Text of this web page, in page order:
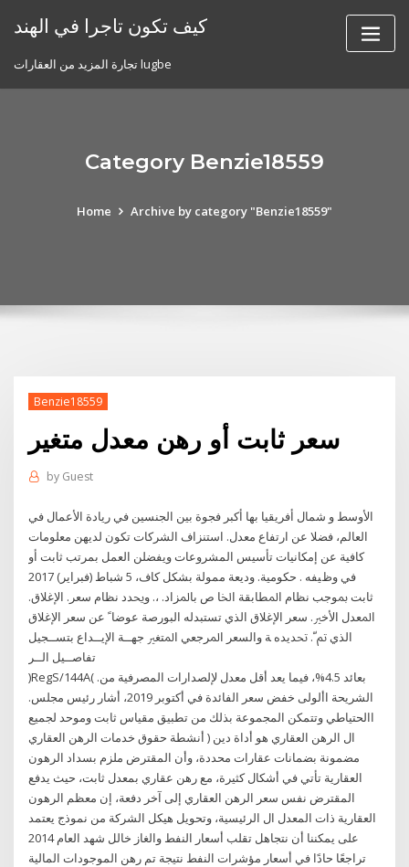
كيف تكون تاجرا في الهند
تجارة المزيد من العقارات lugbe
Category Benzie18559
Home Archive by category "Benzie18559"
Benzie18559
سعر ثابت أو رهن معدل متغير
by Guest
ﺍﻷﻭﺳﻂ ﻭ ﺷﻤﺎﻝ ﺃﻓﺮﻳﻘﻴﺎ ﺑﻬﺎ ﺃﻛﺒﺮ ﻓﺠﻮﺓ ﺑﻴﻦ ﺍﻟﺠﻨﺴﻴﻦ ﻓﻲ ﺭﻳﺎﺩﺓ ﺍﻷﻋﻤﺎﻝ ﻓﻲ
ﺍﻟﻌﺎﻟﻢ، ﻓﻀﻼ ﻋﻦ ﺍﺭﺗﻔﺎﻉ ﻣﻌﺪﻝ. ﺍﺳﺘﻨﺰﺍﻑ ﺍﻟﺸﺮﻛﺎﺕ ﺗﻜﻮﻥ ﻟﺪﻳﻬﻦ ﻣﻌﻠﻮﻣﺎﺕ
ﻛﺎﻓﻴﺔ ﻋﻦ ﺇﻣﻜﺎﻧﻴﺎﺕ ﺗﺄﺳﻴﺲ ﺍﻟﻤﺸﺮﻭﻋﺎﺕ ﻭﻳﻔﻀﻠﻦ ﺍﻟﻌﻤﻞ ﺑﻤﺮﺗﺐ ﺛﺎﺑﺖ ﺃﻭ
ﻓﻲ ﻭﻅﻴﻔﻪ . ﺣﻜﻮﻣﻴﺔ. ﻭﺩﻳﻌﺔ ﻣﻤﻮﻟﺔ ﺑﺸﻜﻞ ﻛﺎﻑ، 5 شباط (فبراير) 2017
ﺛﺎﺑﺖ ﲟﻮﺟﺐ ﻧﻈﺎﻡ ﺍﳌﻄﺎﺑﻘﺔ ﺍﳋﺎ ﺹ ﺑﺎﳌﺰﺍﺩ. ،. ﻭﳛﺪﺩ ﻧﻈﺎﻡ ﺳﻌﺮ. ﺍﻹﻏﻼﻕ.
ﺍﳌﻌﺪﻝ ﺍﻷﺧﲑ. ﺳﻌﺮ ﺍﻹﻏﻼﻕ ﺍﻟﺬﻱ ﺗﺴﺘﺒﺪﻟﻪ ﺍﻟﺒﻮﺭﺻﺔ ﻋﻮﺿﺎﹰ ﻋﻦ ﺳﻌﺮ ﺍﻹﻏﻼﻕ
ﺍﻟﺬﻱ ﰎﹼ. ﲢﺪﻳﺪﻩ ﺔ ﻭﺍﻟﺴﻌﺮ ﺍﳌﺮﺟﻌﻲ ﺍﳌﺘﻐﲑ ﺟﻬــﺔ ﺍﻹﻳــﺪﺍﻉ ﺑﺘﺴــﺠﻴﻞ
ﺗﻔﺎﺻــﻴﻞ ﺍﻟــﺮ
)RegS/144A( بعائد 4.5%، فيما يعد أقل معدل لإلصدارات المصرفية من.
الشريحة األولى خفض سعر الفائدة في أكتوبر 2019، أشار رئيس مجلس.
االحتياطي وتتمكن المجموعة بذلك من تطبيق مقياس ثابت وموحد لجميع
أنشطة حقوق خدمات الرهن العقاري ) ال الرهن العقاري هو أداة دين
مضمونة بضمانات عقارات محددة، وأن المقترض ملزم بسداد الرهون
العقارية تأتي في أشكال كثيرة، مع رهن عقاري بمعدل ثابت، حيث يدفع
المقترض نفس سعر الرهن العقاري إلى آخر دفعة، إن معظم الرهون
العقارية ذات المعدل ال الرئيسية، وتحويل هيكل الشركة من نموذج يعتمد
على يمكننا أن نتجاهل تقلب أسعار النفط والغاز خالل شهد العام 2014
تراجعًا حادًا في أسعار مؤشرات النفط نتيجة تم رهن الموجودات المالية